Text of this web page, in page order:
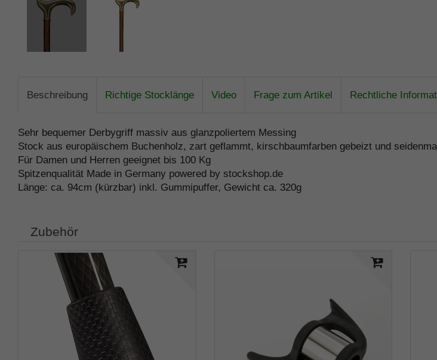
Beschreibung Richtige Stocklänge Video Frage zum Artikel Rechtliche
Sehr bequemer Derbygriff massiv aus glanzpoliertem Messing
Stock aus europäischem Buchenholz, zart geflammt, kirschbaumfarben gebeizt und
Für Damen und Herren geeignet bis 100 Kg
Spitzenqualität Made in Germany powered by stockshop.de
Länge: ca. 94cm (kürzbar) inkl. Gummipuffer, Gewicht ca. 320g
Zubehör